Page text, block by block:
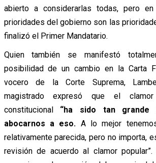
abierto a considerarlas todas, pero
prioridades del gobierno son las
finalizó el Primer Mandatario.
Quien también se manifestó
posibilidad de un cambio en la Carta
vocero de la Corte Suprema,
magistrado expresó que el
constitucional “ha sido tan grande
abocarnos a eso. A lo mejor
relativamente parecida, pero no importa,
revisión de acuerdo al clamor